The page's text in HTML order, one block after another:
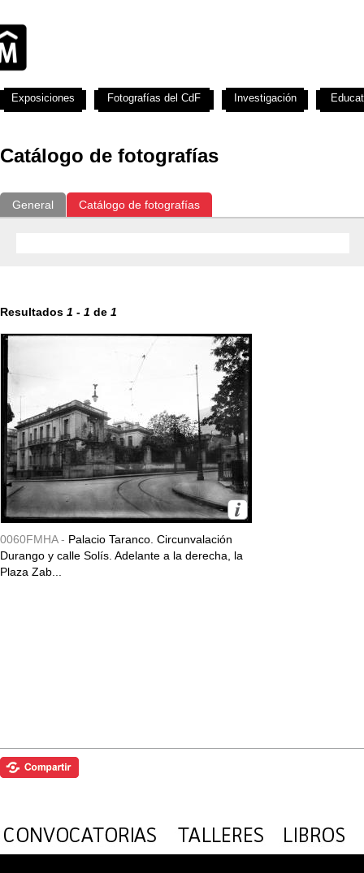
Catálogo de fotografías
General Catálogo de fotografías
Resultados 1 - 1 de 1
0060FMHA - Palacio Taranco. Circunvalación
Durango y calle Solís. Adelante a la derecha, la
Plaza Zab...
Exposiciones Fotografías del CdF Investigación